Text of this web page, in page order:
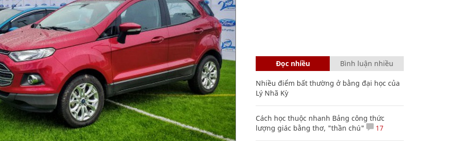
Đọc nhiều Bình luận nhiều
Nhiều điểm bất thường ở bằng đại học của
Lý Nhã Kỳ
Cách học thuộc nhanh Bảng công thức
lượng giác bằng thơ, "thần chú"
17